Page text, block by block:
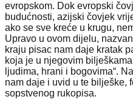
evropskom. Dok evropski
budućnosti, azijski čovjek
ako se sve kreće u krugu,
Upravo u ovom dijelu,
kraju pisac nam daje kratak
koja je u njegovim
ljudima, hrani i bogovima“.
nam daje i uvid u te bilješke,
sopstvenog rukopisa.